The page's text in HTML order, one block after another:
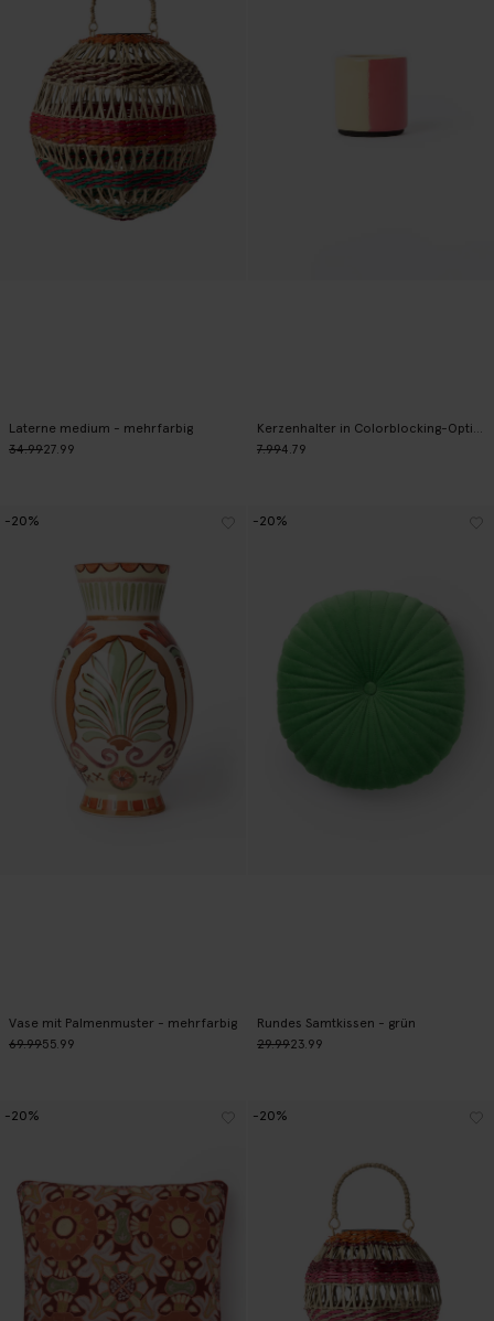
Laterne medium - mehrfarbig
34.9927.99
Kerzenhalter in Colorblocking-Optik small - gelb
7.994.79
Vase mit Palmenmuster - mehrfarbig
69.9955.99
-20%
Rundes Samtkissen - grün
29.9923.99
-20%
-20% -20%